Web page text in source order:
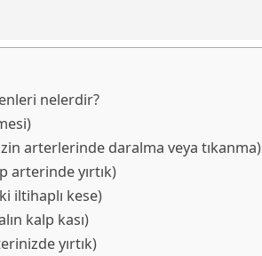
nelerdir?
arterlerinde daralma veya tıkanma)
arterinde yırtık)
iltihaplı kese)
kalp kası)
yırtık)